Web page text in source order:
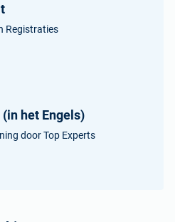
Registraties
(in het Engels)
door Top Experts